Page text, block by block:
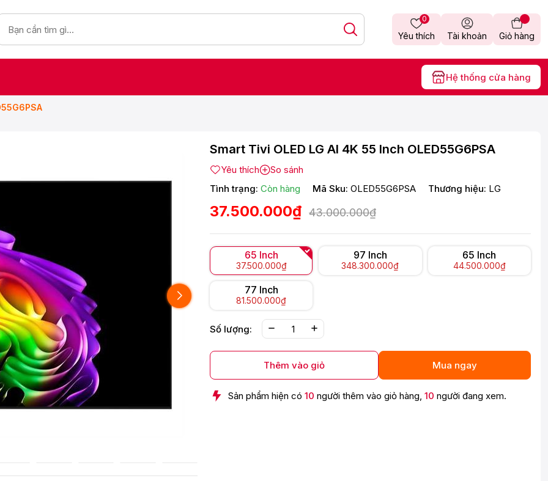
Yêu thích
0
Tài khoản Giỏ hàng
Hệ thống cửa hàng
Smart Tivi OLED LG AI 4K 55 Inch OLED55G6PSA
Yêu thích
So sánh
Tình trạng: Còn hàng Mã Sku: OLED55G6PSA Thương hiệu: LG
37.500.000₫ 43.000.000₫
65 Inch
37.500.000₫
97 Inch
348.300.000₫
65 Inch
44.500.000₫
77 Inch
81.500.000₫
Số lượng:
Thêm vào giỏ Mua ngay
Sản phẩm hiện có 10 người thêm vào giỏ hàng, 10 người đang xem.